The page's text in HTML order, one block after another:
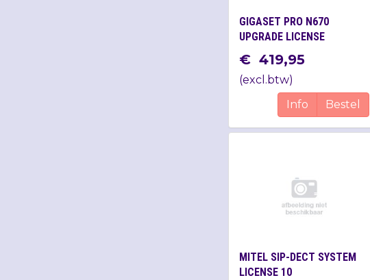
GIGASET PRO N670
UPGRADE LICENSE
€ 419,95
(excl.btw)
Info
Bestel
MITEL SIP-DECT SYSTEM
LICENSE 10